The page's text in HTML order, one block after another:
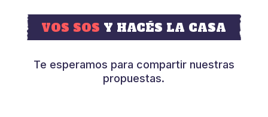
VOS SOS Y HACÉS LA CASA
Te esperamos para compartir nuestras
propuestas.